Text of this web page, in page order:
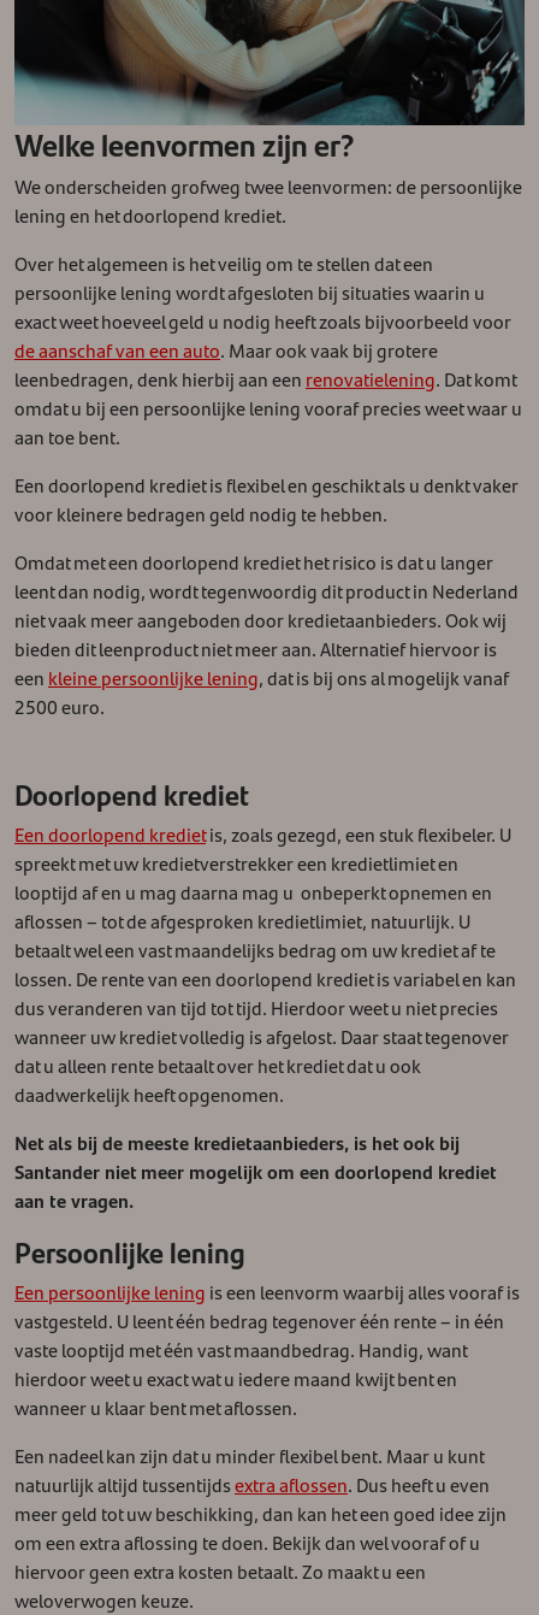
Welke leenvormen zijn er?
We onderscheiden grofweg twee leenvormen: de persoonlijke
lening en het doorlopend krediet.
Over het algemeen is het veilig om te stellen dat een
persoonlijke lening wordt afgesloten bij situaties waarin u
exact weet hoeveel geld u nodig heeft zoals bijvoorbeeld voor
de aanschaf van een auto. Maar ook vaak bij grotere
leenbedragen, denk hierbij aan een renovatielening. Dat komt
omdat u bij een persoonlijke lening vooraf precies weet waar u
aan toe bent.
Een doorlopend krediet is flexibel en geschikt als u denkt vaker
voor kleinere bedragen geld nodig te hebben.
Omdat met een doorlopend krediet het risico is dat u langer
leent dan nodig, wordt tegenwoordig dit product in Nederland
niet vaak meer aangeboden door kredietaanbieders. Ook wij
bieden dit leenproduct niet meer aan. Alternatief hiervoor is
een kleine persoonlijke lening, dat is bij ons al mogelijk vanaf
2500 euro.
Doorlopend krediet
Een doorlopend kredietis, zoals gezegd, een stuk flexibeler. U
spreekt met uw kredietverstrekker een kredietlimiet en
looptijd af en u mag daarna mag u onbeperkt opnemen en
aflossen – tot de afgesproken kredietlimiet, natuurlijk. U
betaalt wel een vast maandelijks bedrag om uw krediet af te
lossen. De rente van een doorlopend krediet is variabel en kan
dus veranderen van tijd tot tijd. Hierdoor weet u niet precies
wanneer uw krediet volledig is afgelost. Daar staat tegenover
dat u alleen rente betaalt over het krediet dat u ook
daadwerkelijk heeft opgenomen.
Net als bij de meeste kredietaanbieders, is het ook bij
Santander niet meer mogelijk om een doorlopend krediet
aan te vragen.
Persoonlijke lening
Een persoonlijke lening is een leenvorm waarbij alles vooraf is
vastgesteld. U leent één bedrag tegenover één rente – in één
vaste looptijd met één vast maandbedrag. Handig, want
hierdoor weet u exact wat u iedere maand kwijt bent en
wanneer u klaar bent met aflossen.
Een nadeel kan zijn dat u minder flexibel bent. Maar u kunt
natuurlijk altijd tussentijdsextra aflossen. Dus heeft u even
meer geld tot uw beschikking, dan kan het een goed idee zijn
om een extra aflossing te doen. Bekijk dan wel vooraf of u
hiervoor geen extra kosten betaalt. Zo maakt u een
weloverwogen keuze.